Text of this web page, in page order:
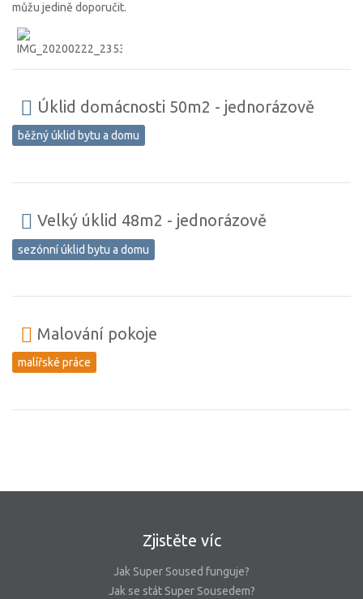
můžu jedině doporučit.
Úklid domácnosti 50m2 - jednorázově
běžný úklid bytu a domu
Velký úklid 48m2 - jednorázově
sezónní úklid bytu a domu
Malování pokoje
malířské práce
Zjistěte víc
Jak Super Soused funguje?
Jak se stát Super Sousedem?